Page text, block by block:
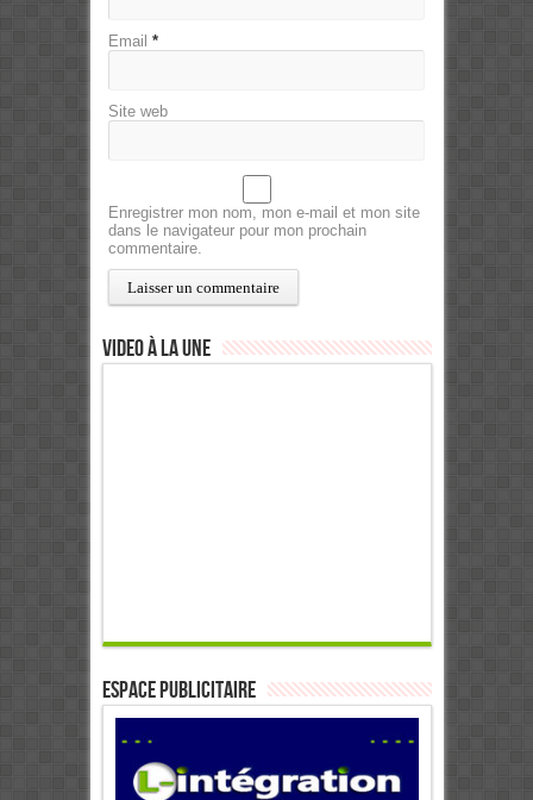
Email *
Site web
Enregistrer mon nom, mon e-mail et mon site
dans le navigateur pour mon prochain
commentaire.
Video à la Une
ESPACE PUBLICITAIRE